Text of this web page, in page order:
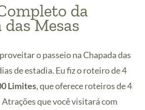
da
Mesas
o passeio na Chapada das
de estadia. Eu fiz o roteiro de 4
Limites, que oferece roteiros de 4
que você visitará com